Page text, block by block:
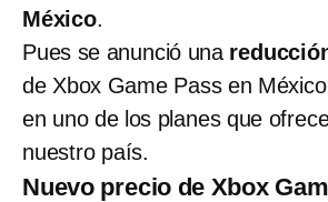
México.
Pues se anunció una
de Xbox Game Pass en
en uno de los planes que
nuestro país.
Nuevo precio de Xbox